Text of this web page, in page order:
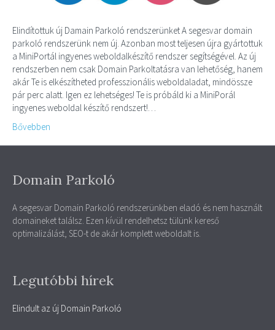
Elindítottuk új Damain Parkoló rendszerünket A segesvar domain
parkoló rendszerünk nem új. Azonban most teljesen újra gyártottuk
a MiniPortál ingyenes weboldalkészítő rendszer segítségével. Az új
rendszerben nem csak Domain Parkoltatásra van lehetőség, hanem
akár Te is elkészítheted professzionális weboldaladat, mindössze
pár perc alatt. Igen ez lehetséges! Te is próbáld ki a MiniPorál
ingyenes weboldal készítő rendszert!…
Bővebben
Domain Parkoló
A segesvar Domain Parkoló rendszerünkben eladó és nem használt
domaineket találsz. Ezen kívül rendelhetsz tülünk kereső
optimalizálást, SEO-t de akár komplett weboldalt is.
Legutóbbi hírek
Elindult az új Domain Parkoló